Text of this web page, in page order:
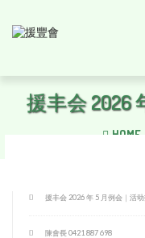
援丰会 2026
HOME
援丰会 2026 年 5 月例会｜活
陳會長 0421 887 698